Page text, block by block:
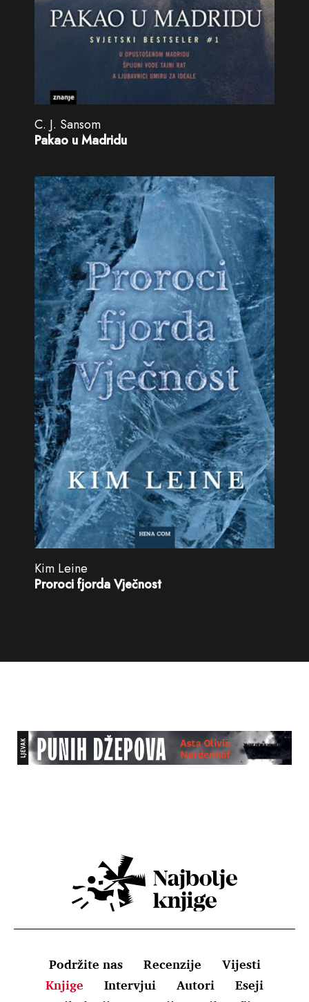
C. J. Sansom
Pakao u Madridu
Kim Leine
Proroci fjorda Vječnost
Podržite nas Recenzije
Vijesti
Knjige
Intervjui Autori
Eseji